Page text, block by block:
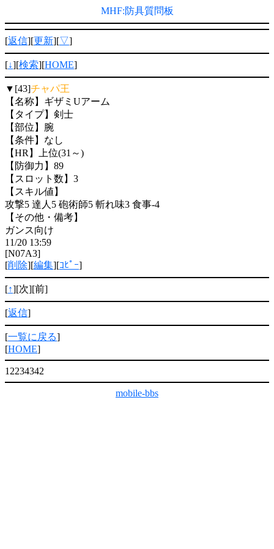
MHF:防具質問板
[返信][更新][▽]
[↓][検索][HOME]
▼[43]チャパ王
【名称】ギザミUアーム
【タイプ】剣士
【部位】腕
【条件】なし
【HR】上位(31～)
【防御力】89
【スロット数】3
【スキル値】
攻撃5 達人5 砲術師5 斬れ味3 食事-4
【その他・備考】
ガンス向け
11/20 13:59
[N07A3]
[削除][編集][ｺﾋﾟｰ]
[↑][次][前]
[返信]
[一覧に戻る]
[HOME]
12234342
mobile-bbs